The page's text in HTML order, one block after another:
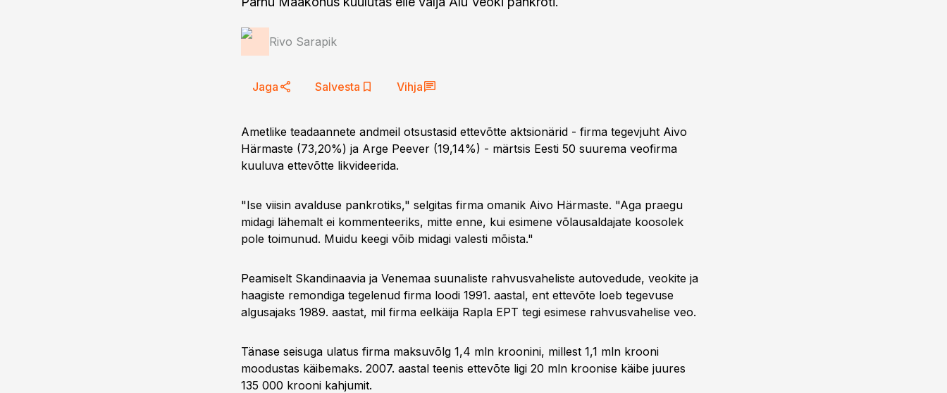
Rivo Sarapik
Jaga Salvesta Vihja
Ametlike teadaannete andmeil otsustasid ettevõtte aktsionärid - firma tegevjuht Aivo
Härmaste (73,20%) ja Arge Peever (19,14%) - märtsis Eesti 50 suurema veofirma
kuuluva ettevõtte likvideerida.
"Ise viisin avalduse pankrotiks," selgitas firma omanik Aivo Härmaste. "Aga praegu
midagi lähemalt ei kommenteeriks, mitte enne, kui esimene võlausaldajate koosolek
pole toimunud. Muidu keegi võib midagi valesti mõista."
Peamiselt Skandinaavia ja Venemaa suunaliste rahvusvaheliste autovedude, veokite ja
haagiste remondiga tegelenud firma loodi 1991. aastal, ent ettevõte loeb tegevuse
algusajaks 1989. aastat, mil firma eelkäija Rapla EPT tegi esimese rahvusvahelise veo.
Tänase seisuga ulatus firma maksuvõlg 1,4 mln kroonini, millest 1,1 mln krooni
moodustas käibemaks. 2007. aastal teenis ettevõte ligi 20 mln kroonise käibe juures
135 000 krooni kahjumit.